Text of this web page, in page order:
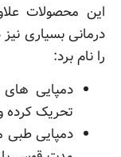
این محصولات
درمانی بسیاری نیز
را نام برد:
دمپایی
تحریک
دمپایی طبی